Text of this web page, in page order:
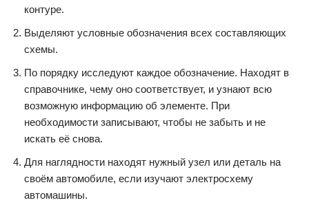
контуре.
Выделяют условные обозначения всех составляющих
схемы.
По порядку исследуют каждое обозначение. Находят в
справочнике, чему оно соответствует, и узнают всю
возможную информацию об элементе. При
необходимости записывают, чтобы не забыть и не
искать её снова.
Для наглядности находят нужный узел или деталь на
своём автомобиле, если изучают электросхему
автомашины.